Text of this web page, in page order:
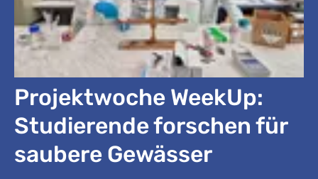
Projektwoche WeekUp:
Studierende forschen für
saubere Gewässer